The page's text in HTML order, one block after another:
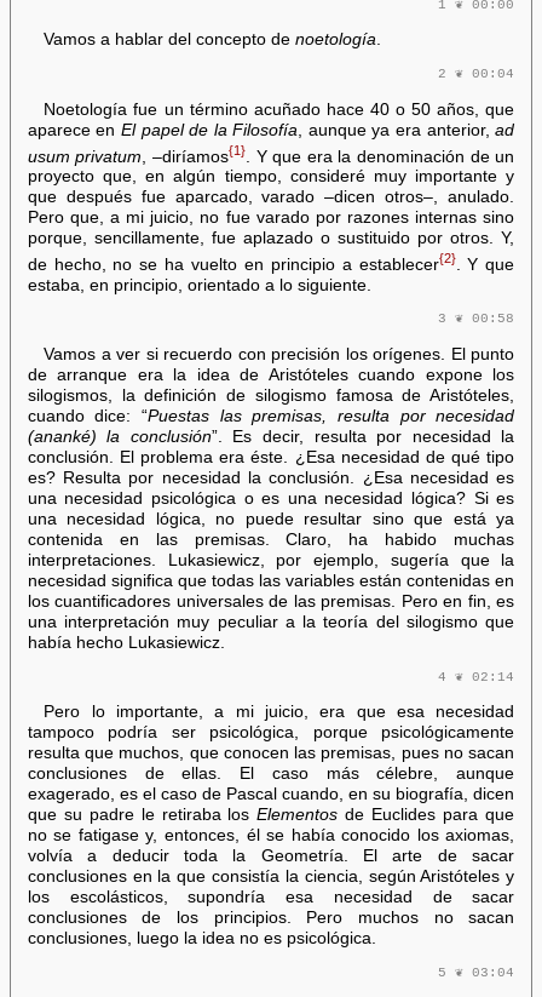
1 ❦ 00:00
Vamos a hablar del concepto denoetología.
2 ❦ 00:04
Noetología fue un término acuñado hace 40 o 50 años, que
aparece en El papel de la Filosofía , aunque ya era anterior,ad
usum privatum , –diríamos{1}
. Y que era la denominación de un
proyecto que, en algún tiempo, consideré muy importante y
que después fue aparcado, varado –dicen otros–, anulado.
Pero que, a mi juicio, no fue varado por razones internas sino
porque, sencillamente, fue aplazado o sustituido por otros. Y,
de hecho, no se ha vuelto en principio a establecer{2}. Y que
estaba, en principio, orientado a lo siguiente.
3 ❦ 00:58
Vamos a ver si recuerdo con precisión los orígenes. El punto
de arranque era la idea de Aristóteles cuando expone los
silogismos, la definición de silogismo famosa de Aristóteles,
cuando dice: “Puestas las premisas, resulta por necesidad
(ananké) la conclusión”. Es decir, resulta por necesidad la
conclusión. El problema era éste. ¿Esa necesidad de qué tipo
es? Resulta por necesidad la conclusión. ¿Esa necesidad es
una necesidad psicológica o es una necesidad lógica? Si es
una necesidad lógica, no puede resultar sino que está ya
contenida en las premisas. Claro, ha habido muchas
interpretaciones. Lukasiewicz, por ejemplo, sugería que la
necesidad significa que todas las variables están contenidas en
los cuantificadores universales de las premisas. Pero en fin, es
una interpretación muy peculiar a la teoría del silogismo que
había hecho Lukasiewicz.
4 ❦ 02:14
Pero lo importante, a mi juicio, era que esa necesidad
tampoco podría ser psicológica, porque psicológicamente
resulta que muchos, que conocen las premisas, pues no sacan
conclusiones de ellas. El caso más célebre, aunque
exagerado, es el caso de Pascal cuando, en su biografía, dicen
que su padre le retiraba losElementos de Euclides para que
no se fatigase y, entonces, él se había conocido los axiomas,
volvía a deducir toda la Geometría. El arte de sacar
conclusiones en la que consistía la ciencia, según Aristóteles y
los escolásticos, supondría esa necesidad de sacar
conclusiones de los principios. Pero muchos no sacan
conclusiones, luego la idea no es psicológica.
5 ❦ 03:04